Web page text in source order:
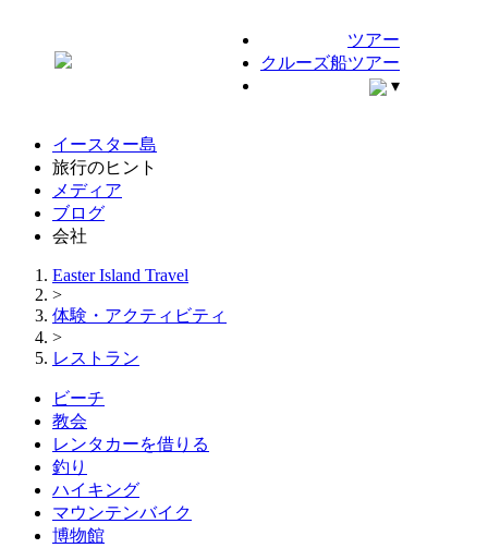
ツアー
クルーズ船ツアー
▾
イースター島
旅行のヒント
メディア
ブログ
会社
Easter Island Travel
>
体験・アクティビティ
>
レストラン
ビーチ
教会
レンタカーを借りる
釣り
ハイキング
マウンテンバイク
博物館